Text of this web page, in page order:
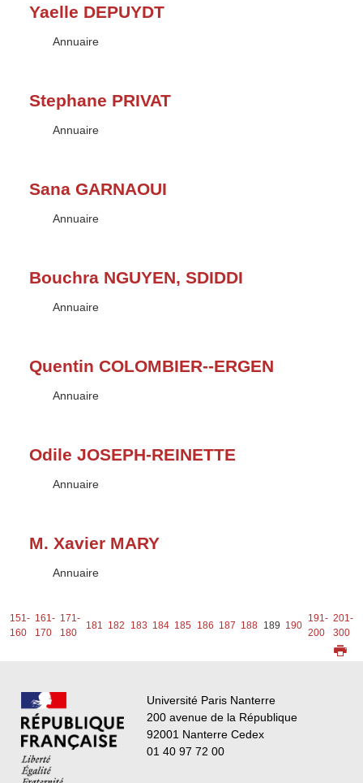
Yaelle DEPUYDT
Type :
Annuaire
Stephane PRIVAT
Type :
Annuaire
Sana GARNAOUI
Type :
Annuaire
Bouchra NGUYEN, SDIDDI
Type :
Annuaire
Quentin COLOMBIER--ERGEN
Type :
Annuaire
Odile JOSEPH-REINETTE
Type :
Annuaire
M. Xavier MARY
Type :
Annuaire
151-
160
161-
170
171-
180
181 182 183 184 185 186 187 188 189 190
191-
200
201-
300
Université Paris Nanterre
200 avenue de la République
92001 Nanterre Cedex
01 40 97 72 00